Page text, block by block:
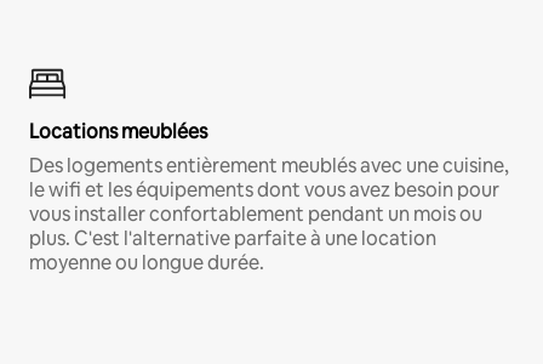
Locations meublées
Des logements entièrement meublés avec une cuisine,
le wifi et les équipements dont vous avez besoin pour
vous installer confortablement pendant un mois ou
plus. C'est l'alternative parfaite à une location
moyenne ou longue durée.